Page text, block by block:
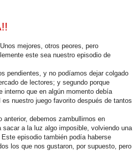
mejores, otros peores, pero
este sea nuestro episodio de
pendientes, y no podíamos dejar colgado
de lectores; y segundo porque
interno que en algún momento debía
nuestro juego favorito después de tantos
debemos zambullirnos en
sacar a la luz algo imposible, volviendo una
episodio también podía haberse
los que nos gustaron, por supuesto, pero